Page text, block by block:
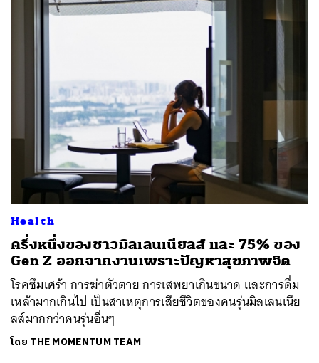
Health
ครึ่งหนึ่งของชาวมิลเลนเนียลส์ และ 75% ของ
Gen Z ออกจากงานเพราะปัญหาสุขภาพจิต
โรคซึมเศร้า การฆ่าตัวตาย การเสพยาเกินขนาด และการดื่ม
เหล้ามากเกินไป เป็นสาเหตุการเสียชีวิตของคนรุ่นมิลเลนเนีย
ลส์มากกว่าคนรุ่นอื่นๆ
โดย THE MOMENTUM TEAM